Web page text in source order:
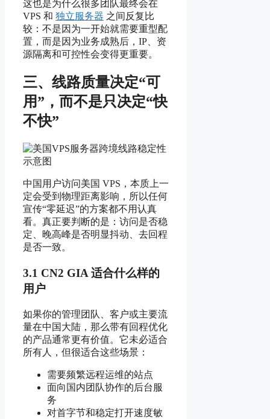
这也是为什么很多团队最终会在
VPS 和 独立服务器 之间反复比
较：不是因为一开始就需要重型配
置，而是因为业务成熟后，IP、资
源隔离和可控性会变得更重要。
三、线路质量决定“可
用”，而不是只决定“快
不快”
中国用户访问美国 VPS，本质上一
定会受到物理距离影响，所以任何
宣传“零延迟”的方案都不用认真
看。真正要判断的是：访问是否稳
定、晚高峰是否明显抖动、去回程
是否一致。
3.1 CN2 GIA 适合什么样的
用户
如果你的管理团队、客户或主要流
量在中国大陆，那么带有回程优化
的产品通常更有价值。它未必适合
所有人，但很适合这些场景：
需要频繁远程运维的站点
面向国内团队协作的后台服
务
对首字节和稳定打开速度敏